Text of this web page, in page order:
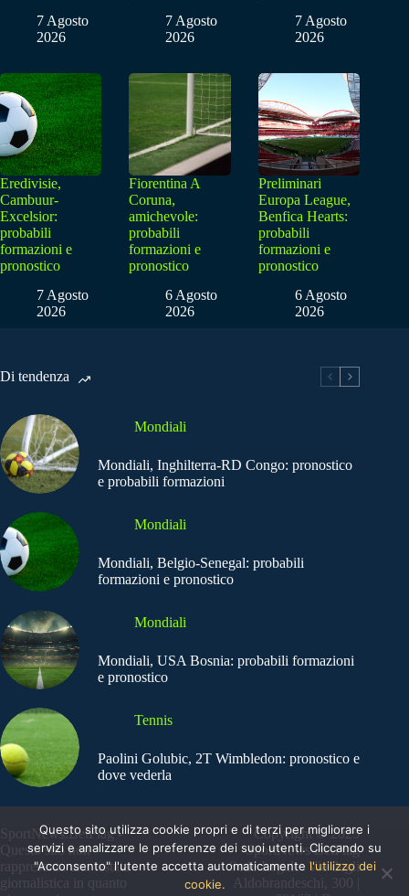
7 Agosto
2026
7 Agosto
2026
7 Agosto
2026
Eredivisie,
Cambuur-
Excelsior:
probabili
formazioni e
pronostico
7 Agosto
2026
Fiorentina A
Coruna,
amichevole:
probabili
formazioni e
pronostico
6 Agosto
2026
Preliminari
Europa League,
Benfica Hearts:
probabili
formazioni e
pronostico
6 Agosto
2026
Di tendenza
Mondiali
Mondiali, Inghilterra-RD Congo: pronostico
e probabili formazioni
Mondiali
Mondiali, Belgio-Senegal: probabili
formazioni e pronostico
Mondiali
Mondiali, USA Bosnia: probabili formazioni
e pronostico
Tennis
Paolini Golubic, 2T Wimbledon: pronostico e
dove vederla
SportNews.BetFlag -
Questo sito non
rappresenta una testata
giornalistica in quanto
Copyright © 2025
SportNews BetFlag
Sede Legale: Via degli
Aldobrandeschi, 300 |
Questo sito utilizza cookie propri e di terzi per migliorare i
servizi e analizzare le preferenze dei suoi utenti. Cliccando su
"Acconsento" l'utente accetta automaticamente l'utilizzo dei
cookie.